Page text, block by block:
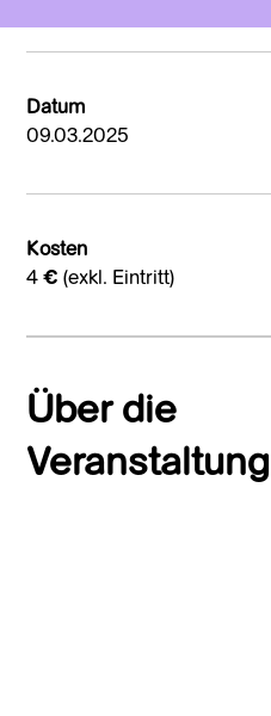
Datum
09.03.2025
Kosten
4 € (exkl. Eintritt)
Über die
Veranstaltung